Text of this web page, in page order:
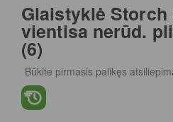
Glaistyklė Storch
vientisa nerūd.
(6)
Būkite pirmasis palikęs